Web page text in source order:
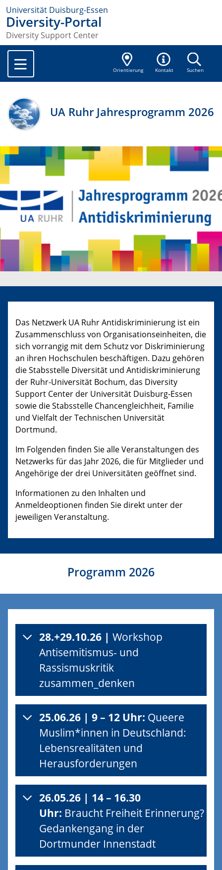
Universität Duisburg-Essen
Diversity-Portal
Diversity Support Center
Orientierung Kontakt Suchen
UA Ruhr Jahresprogramm 2026
Das Netzwerk UA Ruhr Antidiskriminierung ist ein
Zusammenschluss von Organisationseinheiten, die
sich vorrangig mit dem Schutz vor Diskriminierung
an ihren Hochschulen beschäftigen. Dazu gehören
die Stabsstelle Diversität und Antidiskriminierung
der Ruhr-Universität Bochum, das Diversity
Support Center der Universität Duisburg-Essen
sowie die Stabsstelle Chancengleichheit, Familie
und Vielfalt der Technischen Universität
Dortmund.
Im Folgenden finden Sie alle Veranstaltungen des
Netzwerks für das Jahr 2026, die für Mitglieder und
Angehörige der drei Universitäten geöffnet sind.
Informationen zu den Inhalten und
Anmeldeoptionen finden Sie direkt unter der
jeweiligen Veranstaltung.
Programm 2026
28.+29.10.26 | Workshop
Antisemitismus- und
Rassismuskritik
zusammen_denken
25.06.26 | 9 – 12 Uhr: Queere
Muslim*innen in Deutschland:
Lebensrealitäten und
Herausforderungen
26.05.26 | 14 – 16.30
Uhr: Braucht Freiheit Erinnerung?
Gedankengang in der
Dortmunder Innenstadt